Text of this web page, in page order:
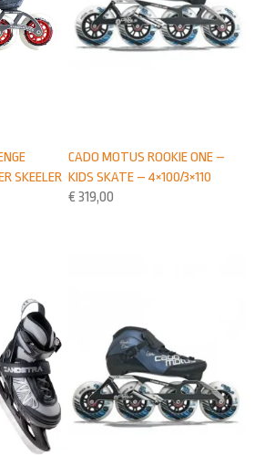
CADO MOTUS ROOKIE ONE –
KIDS SKATE – 4×100/3×110
€ 319,00
SKEELER